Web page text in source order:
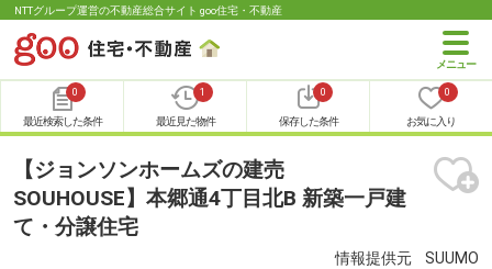
NTTグループ運営の不動産総合サイト goo住宅・不動産
0
最近検索した条件
1
最近見た物件
0
保存した条件
0
お気に入り
【ジョンソンホームズの建売
SOUHOUSE】本郷通4丁目北B 新築一戸建
て・分譲住宅
情報提供元 SUUMO